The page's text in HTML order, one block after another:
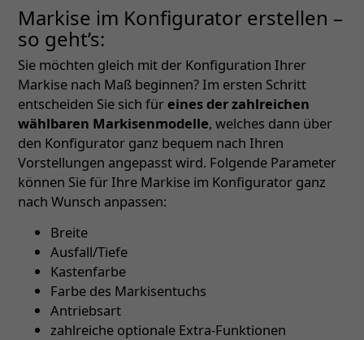
Markise im Konfigurator erstellen –
so geht’s:
Sie möchten gleich mit der Konfiguration Ihrer
Markise nach Maß beginnen? Im ersten Schritt
entscheiden Sie sich für eines der zahlreichen
wählbaren Markisenmodelle, welches dann über
den Konfigurator ganz bequem nach Ihren
Vorstellungen angepasst wird. Folgende Parameter
können Sie für Ihre Markise im Konfigurator ganz
nach Wunsch anpassen:
Breite
Ausfall/Tiefe
Kastenfarbe
Farbe des Markisentuchs
Antriebsart
zahlreiche optionale Extra-Funktionen